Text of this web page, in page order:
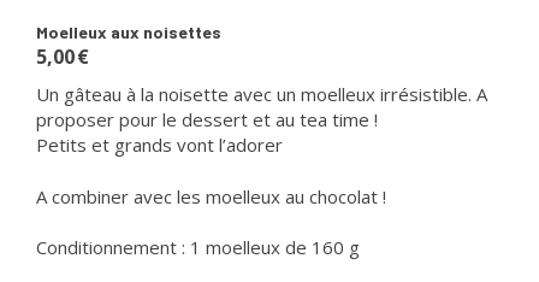
Moelleux aux noisettes
5,00€
Un gâteau à la noisette avec un moelleux irrésistible. A
proposer pour le dessert et au tea time !
Petits et grands vont l’adorer
A combiner avec les moelleux au chocolat !
Conditionnement : 1 moelleux de 160 g